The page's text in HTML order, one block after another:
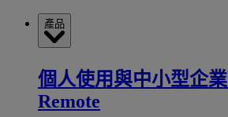
產品
個人使用與中小型企業
Remote